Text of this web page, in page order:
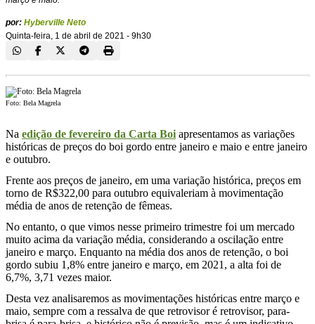
por: Hyberville Neto
Quinta-feira, 1 de abril de 2021 - 9h30
Foto: Bela Magrela
Na edição de fevereiro da Carta Boi apresentamos as variações
históricas de preços do boi gordo entre janeiro e maio e entre janeiro
e outubro.
Frente aos preços de janeiro, em uma variação histórica, preços em
torno de R$322,00 para outubro equivaleriam à movimentação
média de anos de retenção de fêmeas.
No entanto, o que vimos nesse primeiro trimestre foi um mercado
muito acima da variação média, considerando a oscilação entre
janeiro e março. Enquanto na média dos anos de retenção, o boi
gordo subiu 1,8% entre janeiro e março, em 2021, a alta foi de
6,7%, 3,71 vezes maior.
Desta vez analisaremos as movimentações históricas entre março e
maio, sempre com a ressalva de que retrovisor é retrovisor, para-